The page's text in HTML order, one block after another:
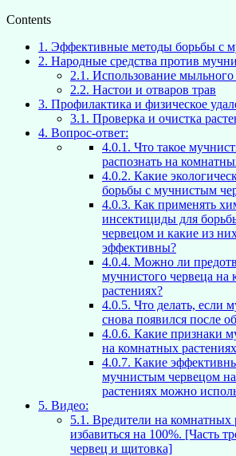
Contents
1. Эффективные методы борьбы с
2. Народные средства против
2.1. Использование мыльного
2.2. Настои и отваров трав
3. Профилактика и физическое
3.1. Проверка и очистка
4. Вопрос-ответ:
4.0.1. Что такое
распознать на
4.0.2. Какие
борьбы с мучнистым
4.0.3. Как применять
инсектициды для
червецом и какие из
эффективны?
4.0.4. Можно ли
мучнистого червеца на
растениях?
4.0.5. Что делать, если
снова появился после
4.0.6. Какие признаки
на комнатных
4.0.7. Какие
мучнистым червецом
растениях можно
5. Видео:
5.1. Вредители на комнатных
избавиться на 100%. [Часть
червец и щитовка]